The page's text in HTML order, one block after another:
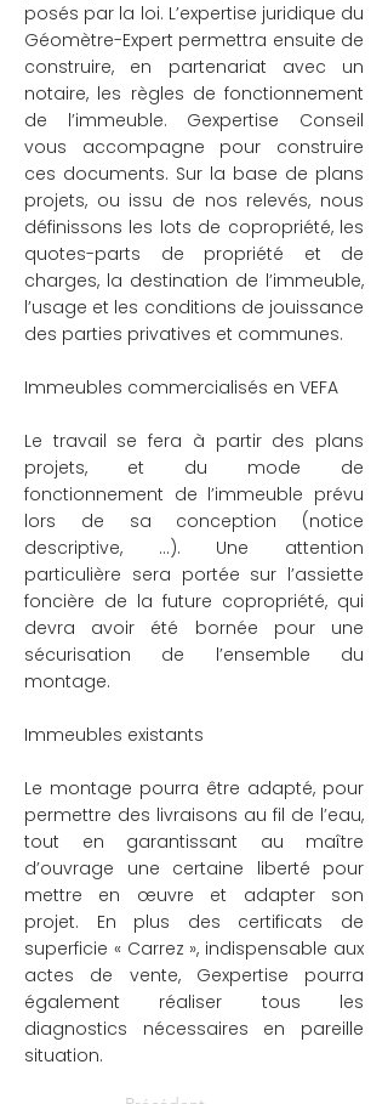
posés par la loi. L’expertise juridique du
Géomètre-Expert permettra ensuite de
construire, en partenariat avec un
notaire, les règles de fonctionnement
de l’immeuble. Gexpertise Conseil
vous accompagne pour construire
ces documents. Sur la base de plans
projets, ou issu de nos relevés, nous
définissons les lots de copropriété, les
quotes-parts de propriété et de
charges, la destination de l’immeuble,
l’usage et les conditions de jouissance
des parties privatives et communes.
Immeubles commercialisés en VEFA
Le travail se fera à partir des plans
projets, et du mode de
fonctionnement de l’immeuble prévu
lors de sa conception (notice
descriptive, …). Une attention
particulière sera portée sur l’assiette
foncière de la future copropriété, qui
devra avoir été bornée pour une
sécurisation de l’ensemble du
montage.
Immeubles existants
Le montage pourra être adapté, pour
permettre des livraisons au fil de l’eau,
tout en garantissant au maître
d’ouvrage une certaine liberté pour
mettre en œuvre et adapter son
projet. En plus des certificats de
superficie « Carrez », indispensable aux
actes de vente, Gexpertise pourra
également réaliser tous les
diagnostics nécessaires en pareille
situation.